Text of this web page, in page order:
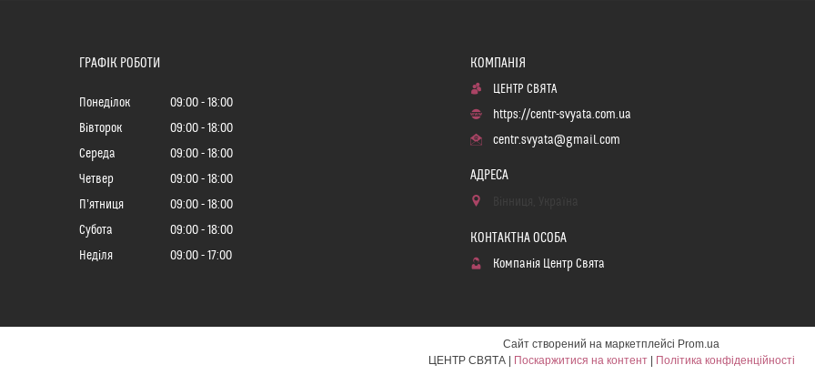
ГРАФІК РОБОТИ
Понеділок 09:00
18:00
Вівторок
09:00
18:00
Середа
09:00
18:00
Четвер
09:00
18:00
Пʼятниця
09:00
18:00
Субота
09:00
18:00
Неділя
09:00 17:00
ЦЕНТР СВЯТА
https://centr-svyata.com.ua
centr.svyata@gmail.com
Компанія Центр Свята
Сайт створений на маркетплейсі Prom.ua
ЦЕНТР СВЯТА | Поскаржитися на контент | Політика конфіденційності